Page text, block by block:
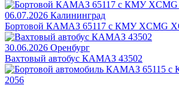
06.07.2026 Калининград
Бортовой КАМАЗ 65117 с КМУ XCMG
30.06.2026 Оренбург
Вахтовый автобус КАМАЗ 43502